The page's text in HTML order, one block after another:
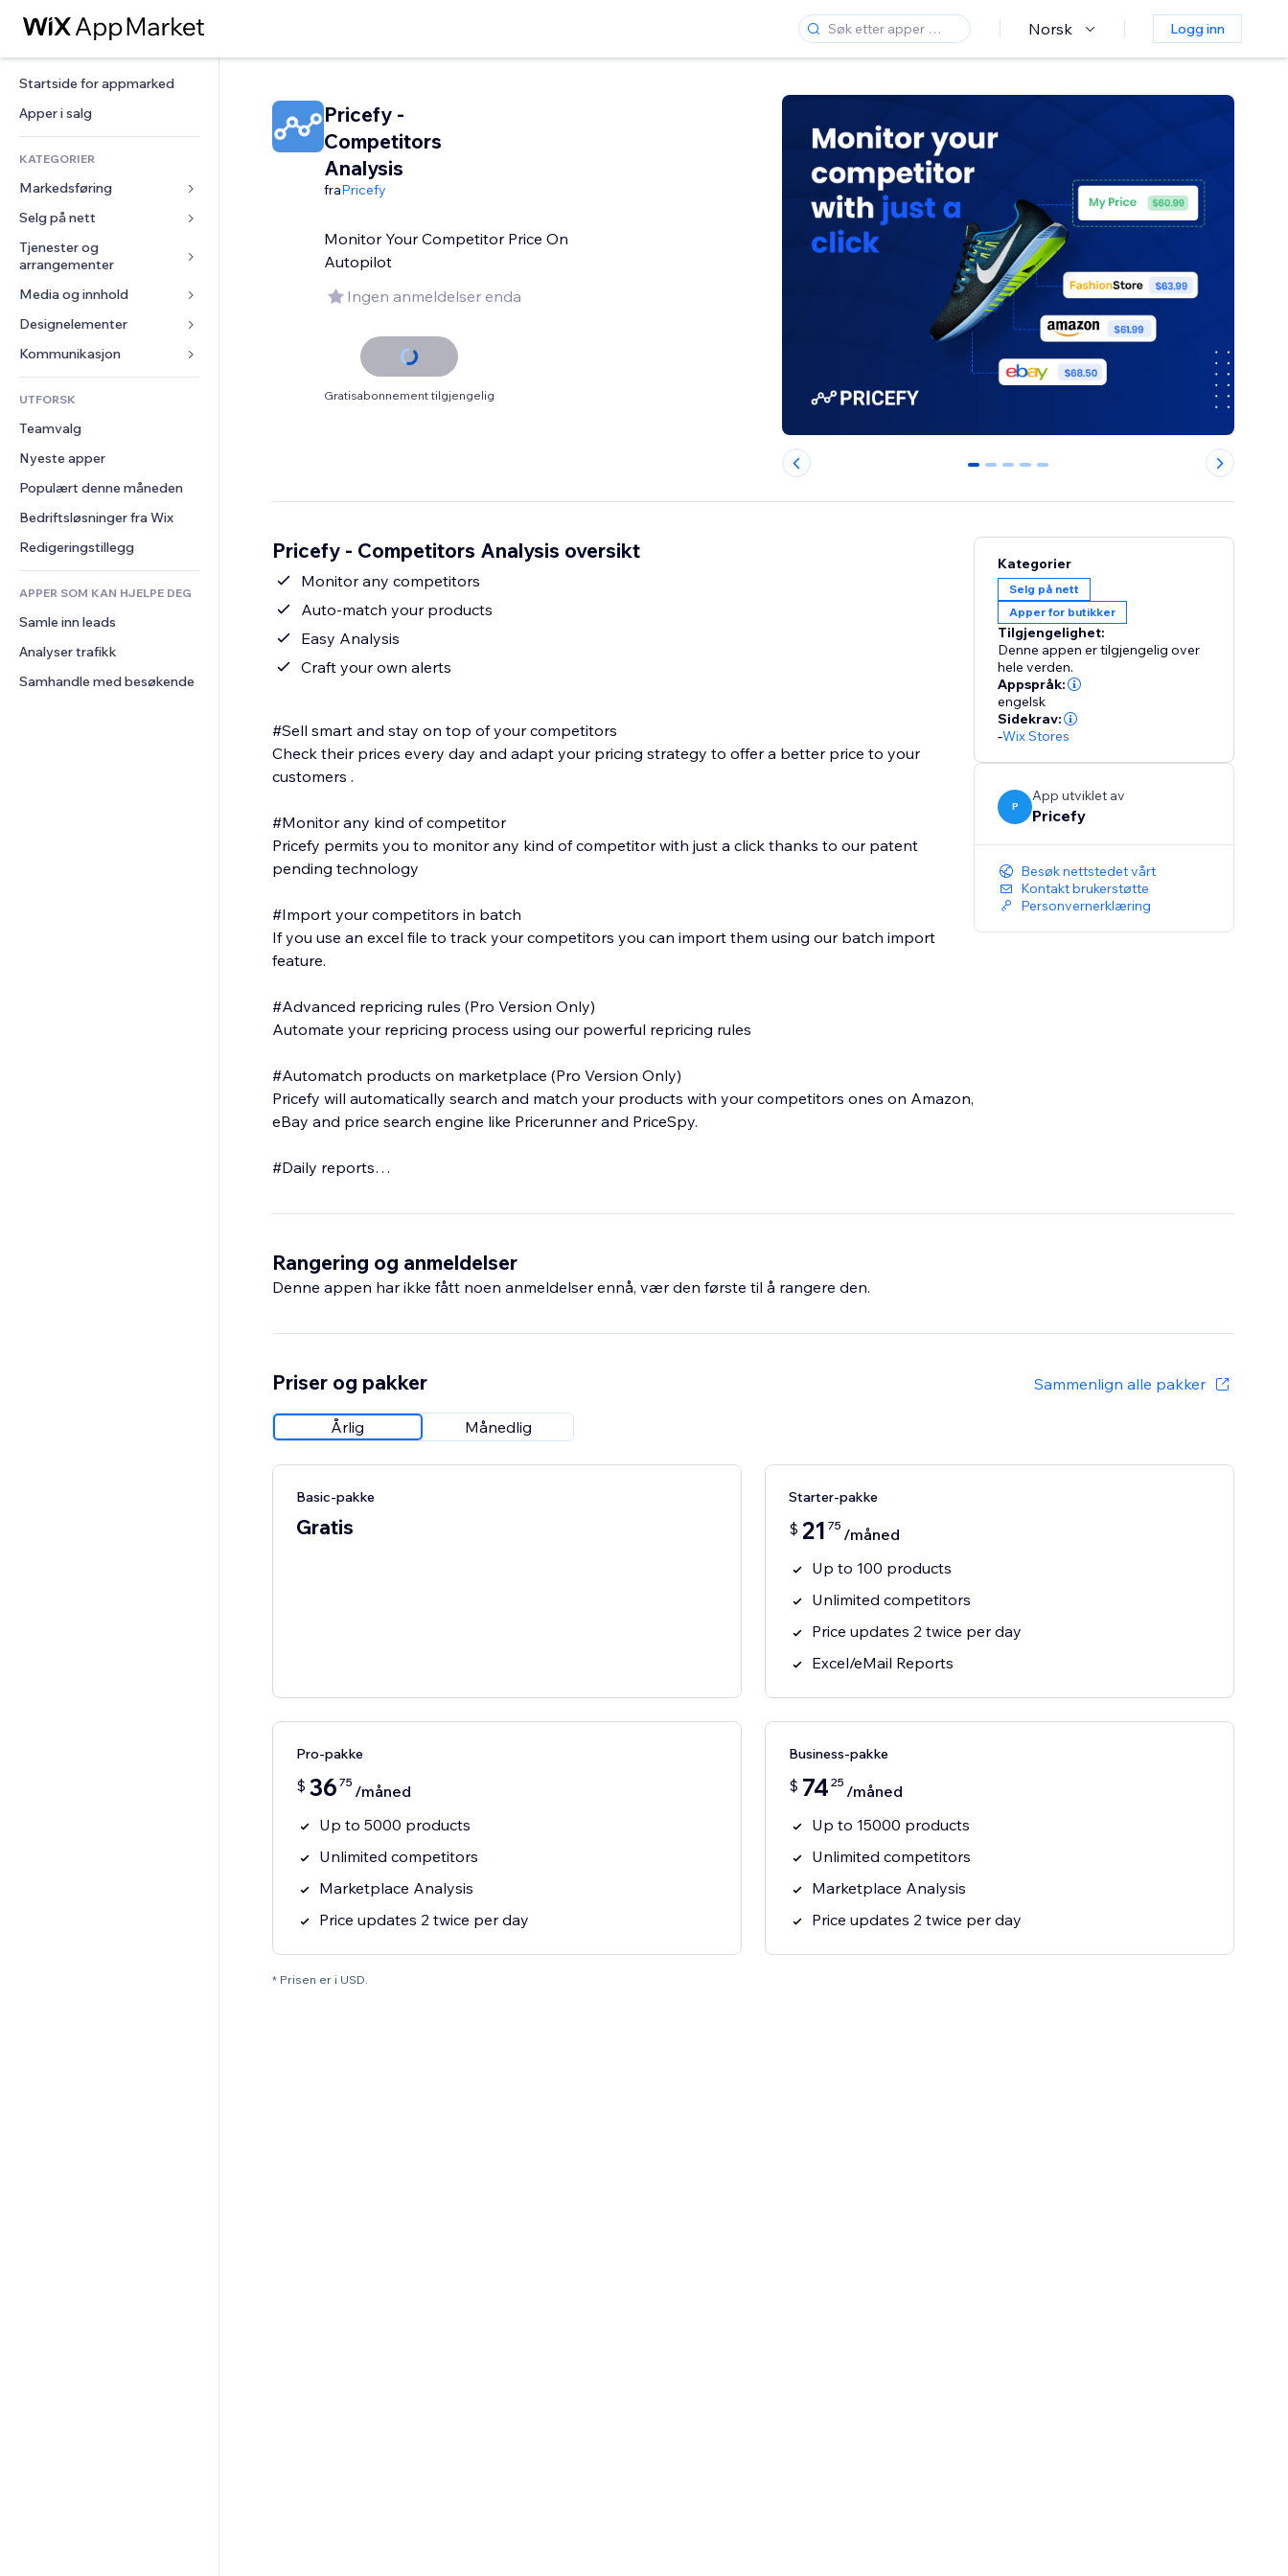
Norsk Logg inn
Startside for appmarked
Apper i salg
KATEGORIER
Markedsføring
Annonser
Mobil
Analyser
Sosiale medier
SEO
Engasjement
Nettstedsoppføringer
E-post
Konvertering
Selg på nett
Apper for butikker
Frakt og levering
Selg-knapper
Nettkurs
On-demand-utskrift
Regnskap
Kuponger og fordelsprogram
Lagerløsninger
Dropshipping
Priser og abonnement
Folkefinansiering
Mat og drikke
Tjenester og
arrangementer
Hoteller
Arrangementer
Restauranter
Eiendom
Bookinger
Media og innhold
Galleri
Musikk
Podkaster
Fotografi
Video
PDF
Fildeling
Nyheter
Designelementer
Kart og navigasjon
Personvern og sikkerhet
Klokke
Sidemaler
Bildeeffekter
Knapper og menyer
Bannere og merker
Kalkulatorer
Søk
Vær
Diagrammer og tabeller
Skjemaer
Avstemninger
Chat
Kommentarer
Telefon
Samfunn
Anmeldelser og
UTFORSK
Teamvalg
Nyeste apper
Populært denne måneden
Bedriftsløsninger fra Wix
Redigeringstillegg
APPER SOM KAN HJELPE DEG
Samle inn leads
Analyser trafikk
Samhandle med besøkende
Pricefy -
Competitors
Analysis
fraPricefy
Monitor Your Competitor Price On
Autopilot
Ingen anmeldelser enda
Gratisabonnement tilgjengelig
0 1 2 3 4
Pricefy - Competitors Analysis oversikt
Monitor any competitors
Auto-match your products
Easy Analysis
Craft your own alerts
#Sell smart and stay on top of your competitors
Check their prices every day and adapt your pricing strategy to offer a better price to your
customers .
#Monitor any kind of competitor
Pricefy permits you to monitor any kind of competitor with just a click thanks to our patent
pending technology
#Import your competitors in batch
If you use an excel file to track your competitors you can import them using our batch import
feature.
#Advanced repricing rules (Pro Version Only)
Automate your repricing process using our powerful repricing rules
#Automatch products on marketplace (Pro Version Only)
Pricefy will automatically search and match your products with your competitors ones on Amazon,
eBay and price search engine like Pricerunner and PriceSpy.
#Daily reports
can send you useful updated by email, slack and many other channels.
Kategorier
Selg på nett
Apper for butikker
Tilgjengelighet:
Denne appen er tilgjengelig over
hele verden.
Appspråk:
engelsk
Sidekrav:
-Wix Stores
P
App utviklet av
Pricefy
Besøk nettstedet vårt
Kontakt brukerstøtte
Personvernerklæring
Rangering og anmeldelser
Denne appen har ikke fått noen anmeldelser ennå, vær den første til å rangere den.
Priser og pakker Sammenlign alle pakker
Årlig Månedlig
Basic-pakke
Gratis
Starter-pakke
$ 21 75 /måned
Up to 100 products
Unlimited competitors
Price updates 2 twice per day
Excel/eMail Reports
Pro-pakke
$ 36 75 /måned
Up to 5000 products
Unlimited competitors
Marketplace Analysis
Price updates 2 twice per day
Business-pakke
$ 74 25 /måned
Up to 15000 products
Unlimited competitors
Marketplace Analysis
Price updates 2 twice per day
* Prisen er i USD.